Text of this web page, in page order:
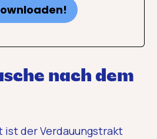
nach dem
ist der Verdauungstrakt